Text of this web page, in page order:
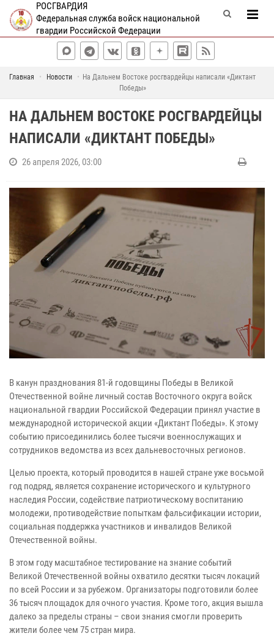
РОСГВАРДИЯ
Федеральная служба войск национальной
гвардии Российской Федерации
Главная Новости
На Дальнем Востоке росгвардейцы написали «Диктант
Победы»
НА ДАЛЬНЕМ ВОСТОКЕ РОСГВАРДЕЙЦЫ
НАПИСАЛИ «ДИКТАНТ ПОБЕДЫ»
26 апреля 2026, 03:00
В канун празднования 81-й годовщины Победы в Великой
Отечественной войне личный состав Восточного округа войск
национальной гвардии Российской Федерации принял участие в
международной исторической акции «Диктант Победы». К этому
событию присоединились более тысячи военнослужащих и
сотрудников ведомства из всех дальневосточных регионов.
Целью проекта, который проводится в нашей стране уже восьмой
год подряд, является сохранение исторического и культурного
наследия России, содействие патриотическому воспитанию
молодежи, противодействие попыткам фальсификации истории,
социальная поддержка участников и инвалидов Великой
Отечественной войны.
В этом году масштабное тестирование на знание событий
Великой Отечественной войны охватило десятки тысяч локаций
по всей России и за рубежом. Организаторы подготовили более
36 тысяч площадок для очного участия. Кроме того, акция вышла
далеко за пределы страны – свои знания смогли проверить
жители более чем 75 стран мира.